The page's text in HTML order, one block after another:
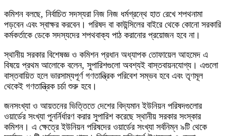
কমিশন বলছে, নির্বাচিত সদস্যরা নিজ নিজ ধর্মগ্রন্থে হাত রেখে শপথনামা
পড়বেন এবং স্বাক্ষর করবেন। পরিষদ বা কাউন্সিলের বাইরে থেকে কোনো সরকারি
কর্মকর্তাকে ডেকে সদস্যদের শপথবাক্য পাঠ করানোর প্রয়োজন হবে না।
স্থানীয় সরকার বিশেষজ্ঞ ও কমিশন প্রধান অধ্যাপক তোফায়েল আহমেদ এ
বিষয়ে প্রথম আলোকে বলেন, সুপারিশগুলো অবশ্যই বাস্তবায়নযোগ্য। এগুলো
বাস্তবায়িত হলে ভারসাম্যপূর্ণ গণতান্ত্রিক পরিবেশ সম্ভব হবে এবং তৃণমূল
থেকেই গণতান্ত্রিক চর্চা শুরু হবে।
জনসংখ্যা ও আয়তনের ভিত্তিতে দেশের বিদ্যমান ইউনিয়ন পরিষদগুলোর
ওয়ার্ডের সংখ্যা পুনর্নির্ধারণ করার সুপারিশ করেছে স্থানীয় সরকার সংস্কার
কমিশন। এ ক্ষেত্রে ইউনিয়ন পরিষদের ওয়ার্ডের সংখ্যা সর্বনিম্ন ৯টি থেকে